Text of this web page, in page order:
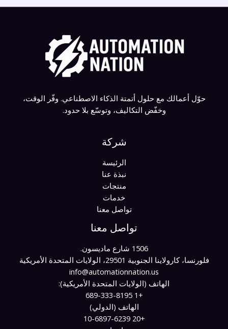
حوّل أعمالك مع حلول أتمتة الذكاء الاصطناعي. وفّر الوقت،
وخفّض التكاليف، وتوسّع بلا حدود.
شركة
الرئيسة
نبذة عنا
منتجات
خدمات
تواصل معنا
تواصل معنا
1506 شارع ماديسون.
فلورنسا، كارولاينا الجنوبية 29501، الولايات المتحدة الأمريكية
info@automationnation.us​​
الهاتف (الولايات المتحدة الأمريكية):
+1 689-333-8195
الهاتف (الدولي)
+20 10-6897-6239